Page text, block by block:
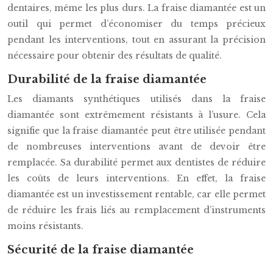
dentaires, même les plus durs. La fraise diamantée est un
outil qui permet d’économiser du temps précieux
pendant les interventions, tout en assurant la précision
nécessaire pour obtenir des résultats de qualité.
Durabilité de la fraise diamantée
Les diamants synthétiques utilisés dans la fraise
diamantée sont extrêmement résistants à l’usure. Cela
signifie que la fraise diamantée peut être utilisée pendant
de nombreuses interventions avant de devoir être
remplacée. Sa durabilité permet aux dentistes de réduire
les coûts de leurs interventions. En effet, la fraise
diamantée est un investissement rentable, car elle permet
de réduire les frais liés au remplacement d’instruments
moins résistants.
Sécurité de la fraise diamantée